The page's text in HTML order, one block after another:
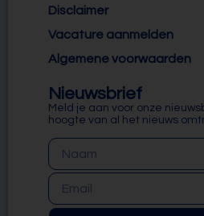
Disclaimer
Vacature aanmelden
Algemene voorwaarden
Nieuwsbrief
Meld je aan voor onze
hoogte van al het nieuws